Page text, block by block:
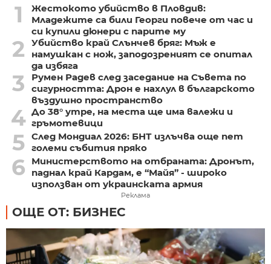
1
Жестокото убийство в Пловдив:
Младежите са били Георги повече от час и
си купили дюнери с парите му
2
Убийство край Слънчев бряг: Мъж е
намушкан с нож, заподозреният се опитал
да избяга
3
Румен Радев след заседание на Съвета по
сигурността: Дрон е нахлул в българското
въздушно пространство
4 До 38° утре, на места ще има валежи и
гръмотевици
5 След Мондиал 2026: БНТ излъчва още пет
големи събития пряко
6
Министерството на отбраната: Дронът,
паднал край Кардам, е “Майя” - широко
използван от украинската армия
Реклама
ОЩЕ ОТ: БИЗНЕС